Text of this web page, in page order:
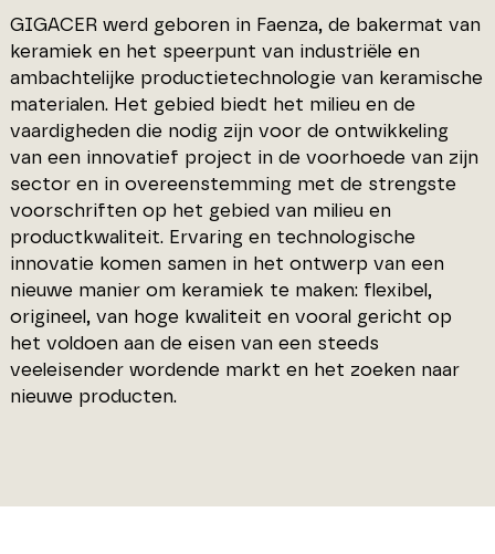
GIGACER werd geboren in Faenza, de bakermat van
keramiek en het speerpunt van industriële en
ambachtelijke productietechnologie van keramische
materialen. Het gebied biedt het milieu en de
vaardigheden die nodig zijn voor de ontwikkeling
van een innovatief project in de voorhoede van zijn
sector en in overeenstemming met de strengste
voorschriften op het gebied van milieu en
productkwaliteit. Ervaring en technologische
innovatie komen samen in het ontwerp van een
nieuwe manier om keramiek te maken: flexibel,
origineel, van hoge kwaliteit en vooral gericht op
het voldoen aan de eisen van een steeds
veeleisender wordende markt en het zoeken naar
nieuwe producten.